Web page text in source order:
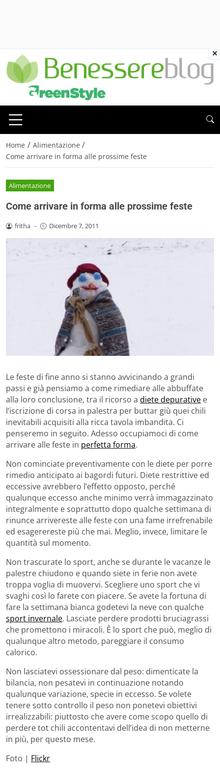
Home / Alimentazione /
Come arrivare in forma alle prossime feste
Alimentazione
Come arrivare in forma alle prossime feste
fritha - Dicembre 7, 2011
Le feste di fine anno si stanno avvicinando a grandi
passi e già pensiamo a come rimediare alle abbuffate
alla loro conclusione, tra il ricorso a diete depurative e
l’iscrizione di corsa in palestra per buttar giù quei chili
inevitabili acquisiti alla ricca tavola imbandita. Ci
penseremo in seguito. Adesso occupiamoci di come
arrivare alle feste in perfetta forma.
Non cominciate preventivamente con le diete per porre
rimedio anticipato ai bagordi futuri. Diete restrittive ed
eccessive avrebbero l’effetto opposto, perché
qualunque eccesso anche minimo verrà immagazzinato
integralmente e soprattutto dopo qualche settimana di
rinunce arrivereste alle feste con una fame irrefrenabile
ed esagerereste più che mai. Meglio, invece, limitare le
quantità sul momento.
Non trascurate lo sport, anche se durante le vacanze le
palestre chiudono e quando siete in ferie non avete
troppa voglia di muovervi. Scegliere uno sport che vi
svaghi così lo farete con piacere. Se avete la fortuna di
fare la settimana bianca godetevi la neve con qualche
sport invernale. Lasciate perdere prodotti bruciagrassi
che promettono i miracoli. È lo sport che può, meglio di
qualunque altro metodo, pareggiare il consumo
calorico.
Non lasciatevi ossessionare dal peso: dimenticate la
bilancia, non pesatevi in continuazione notando
qualunque variazione, specie in eccesso. Se volete
tenere sotto controllo il peso non ponetevi obiettivi
irrealizzabili: piuttosto che avere come scopo quello di
perdere tot chili accontentavi dell’idea di non metterne
in più, per questo mese.
Foto | Flickr
×